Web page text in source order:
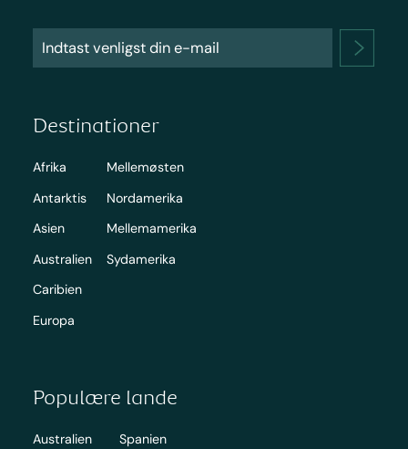
Destinationer
Afrika
Antarktis
Asien
Australien
Caribien
Europa
Mellemøsten
Nordamerika
Mellemamerika
Sydamerika
Populære lande
Australien
Spanien